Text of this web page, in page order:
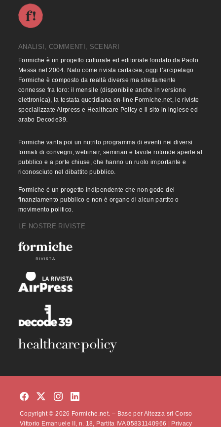
ANALISI, COMMENTI, SCENARI
Formiche è un progetto culturale ed editoriale fondato da Paolo
Messa nel 2004. Nato come rivista cartacea, oggi l’arcipelago
Formiche è composto da realtà diverse ma strettamente
connesse fra loro: il mensile (disponibile anche in versione
elettronica), la testata quotidiana on-line Formiche.net, le riviste
specializzate Airpress e Healthcare Policy e il sito in inglese ed
arabo Decode39.
Formiche vanta poi un nutrito programma di eventi nei diversi
formati di convegni, webinair, seminari e tavole rotonde aperte al
pubblico e a porte chiuse, che hanno un ruolo importante e
riconosciuto nel dibattito pubblico.
Formiche è un progetto indipendente che non gode del
finanziamento pubblico e non è organo di alcun partito o
movimento politico.
LE NOSTRE RIVISTE
Copyright © 2026 Formiche.net. – Base per Altezza srl Corso
Vittorio Emanuele II, n. 18, Partita IVA 05831140966 |
Privacy